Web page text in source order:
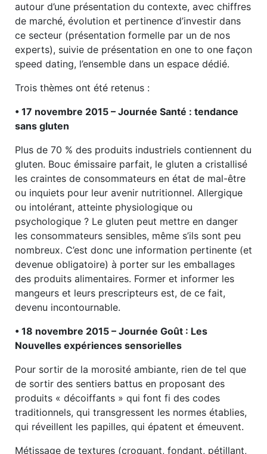
autour d’une présentation du contexte, avec chiffres
de marché, évolution et pertinence d’investir dans
ce secteur (présentation formelle par un de nos
experts), suivie de présentation en one to one façon
speed dating, l’ensemble dans un espace dédié.
Trois thèmes ont été retenus :
• 17 novembre 2015 – Journée Santé : tendance
sans gluten
Plus de 70 % des produits industriels contiennent du
gluten. Bouc émissaire parfait, le gluten a cristallisé
les craintes de consommateurs en état de mal-être
ou inquiets pour leur avenir nutritionnel. Allergique
ou intolérant, atteinte physiologique ou
psychologique ? Le gluten peut mettre en danger
les consommateurs sensibles, même s’ils sont peu
nombreux. C’est donc une information pertinente (et
devenue obligatoire) à porter sur les emballages
des produits alimentaires. Former et informer les
mangeurs et leurs prescripteurs est, de ce fait,
devenu incontournable.
• 18 novembre 2015 – Journée Goût : Les
Nouvelles expériences sensorielles
Pour sortir de la morosité ambiante, rien de tel que
de sortir des sentiers battus en proposant des
produits « décoiffants » qui font fi des codes
traditionnels, qui transgressent les normes établies,
qui réveillent les papilles, qui épatent et émeuvent.
Métissage de textures (croquant, fondant, pétillant,